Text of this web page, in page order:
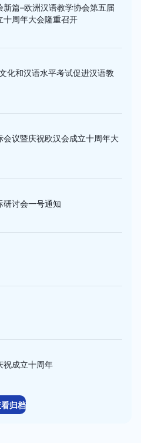
篇–欧洲汉语教学协会第五届
十周年大会隆重召开
化和汉语水平考试促进汉语教
议暨庆祝欧汉会成立十周年大
研讨会一号通知
祝成立十周年
归档